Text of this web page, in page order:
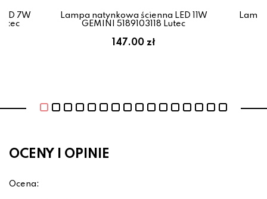
7W
Lampa natynkowa ścienna LED 11W
GEMINI 5189103118 Lutec
147.00 zł
OCENY I OPINIE
Ocena: